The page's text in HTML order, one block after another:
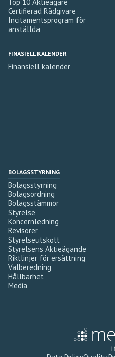
Certifierad Rådgivare
Incitamentsprogram för
anställda
FINASIELL KALENDER
Finansiell kalender
BOLAGSSTYRNING
Bolagsstyrning
Bolagsordning
Bolagsstämmor
Styrelse
Koncernledning
Revisorer
Styrelseutskott
Styrelsens Aktieägande
Riktlinjer för ersättning
Valberedning
Hållbarhet
Media